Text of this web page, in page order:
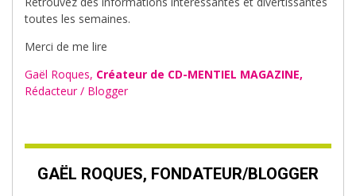
toutes les semaines.
Merci de me lire
Gaël Roques, Créateur de CD-MENTIEL MAGAZINE,
Rédacteur / Blogger
GAËL ROQUES, FONDATEUR/BLOGGER